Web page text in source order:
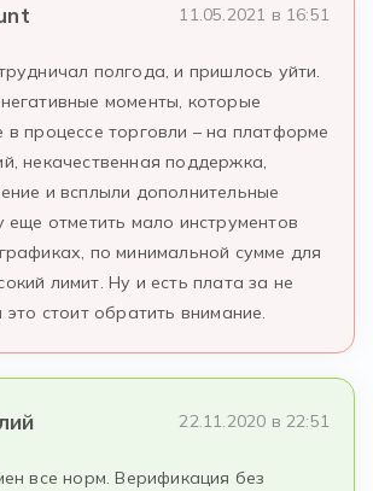
11.05.2021 в 16:51
полгода, и пришлось уйти.
моменты, которые
в процессе торговли – на платформе
некачественная поддержка,
и всплыли дополнительные
еще отметить мало инструментов
по минимальной сумме для
лимит. Ну и есть плата за не
это стоит обратить внимание.
22.11.2020 в 22:51
все норм. Верификация без